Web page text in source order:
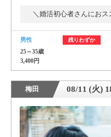
男性 残りわずか
25～35歳
3,400円
梅田 08/11 (火)